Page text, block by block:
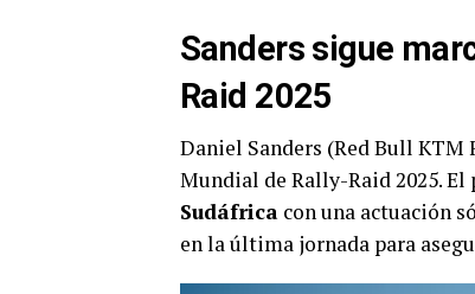
Sanders sigue
Raid 2025
Daniel Sanders (Red Bull KTM
Mundial de Rally-Raid 2025.
Sudáfrica con una actuación
en la última jornada para